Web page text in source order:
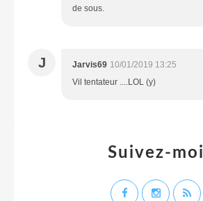
de sous.
J Jarvis69 10/01/2019 13:25
Vil tentateur ....LOL (y)
Suivez-moi